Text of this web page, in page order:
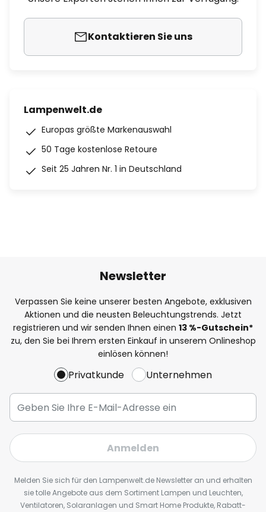
Kontaktieren Sie uns
Lampenwelt.de
Europas größte Markenauswahl
50 Tage kostenlose Retoure
Seit 25 Jahren Nr. 1 in Deutschland
Newsletter
Verpassen Sie keine unserer besten Angebote, exklusiven
Aktionen und die neusten Beleuchtungstrends. Jetzt
registrieren und wir senden Ihnen einen 13 %-Gutschein*
zu, den Sie bei Ihrem ersten Einkauf in unserem Onlineshop
einlösen können!
Privatkunde Unternehmen
Anmelden
Melden Sie sich für den Lampenwelt.de Newsletter an und erhalten
sie tolle Angebote aus dem Sortiment Lampen und Leuchten,
Ventilatoren, Solaranlagen und Smart Home Produkte, Rabatt-